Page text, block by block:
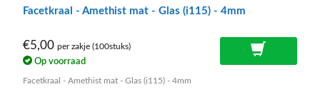
Facetkraal - Amethist mat - Glas (i115) - 4mm
€5,00 per zakje (100stuks)
Op voorraad
Facetkraal - Amethist mat - Glas (i115) - 4mm